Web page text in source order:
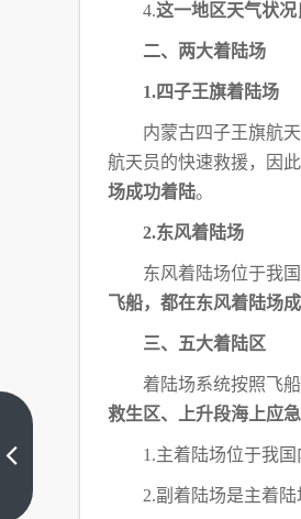
4.这一地区天气状况
二、两大着陆场
1.四子王旗着陆场
内蒙古四子王旗航
航天员的快速救援，因
场成功着陆。
2.东风着陆场
东风着陆场位于我
飞船，都在东风着陆场
三、五大着陆区
着陆场系统按照飞
救生区、上升段海上应
1.主着陆场位于我国
2.副着陆场是主着